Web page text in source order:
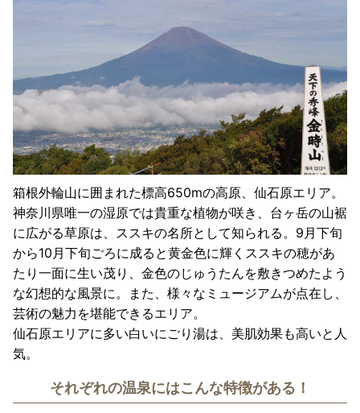
箱根外輪山に囲まれた標高650mの高原、仙石原エリア。
神奈川県唯一の湿原では貴重な植物が咲き、台ヶ岳の山裾
に広がる草原は、ススキの名所として知られる。9月下旬
から10月下旬ごろに成ると黄金色に輝くススキの穂があ
たり一面に生い茂り、金色のじゅうたんを敷きつめたよう
な幻想的な風景に。また、様々なミュージアムが点在し、
芸術の魅力を堪能できるエリア。
仙石原エリアに多い白いにごり湯は、美肌効果も高いと人
気。
それぞれの温泉にはこんな特徴がある！